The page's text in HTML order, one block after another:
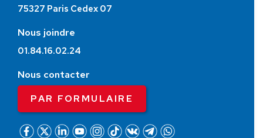
75327 Paris Cedex 07
Nous joindre
01.84.16.02.24
Nous contacter
PAR FORMULAIRE